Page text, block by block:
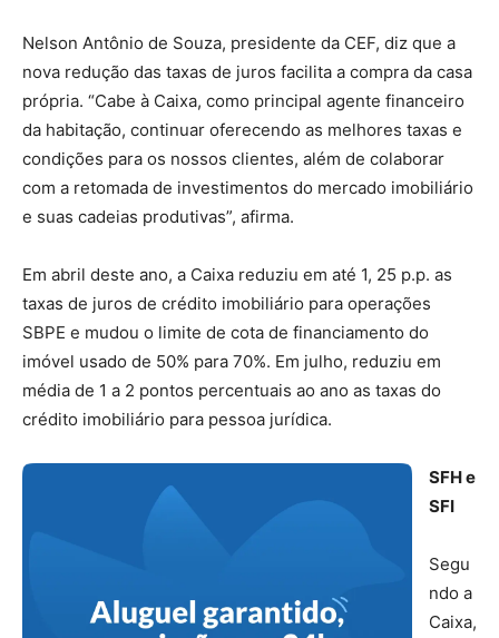
Nelson Antônio de Souza, presidente da CEF, diz que a
nova redução das taxas de juros facilita a compra da casa
própria. “Cabe à Caixa, como principal agente financeiro
da habitação, continuar oferecendo as melhores taxas e
condições para os nossos clientes, além de colaborar
com a retomada de investimentos do mercado imobiliário
e suas cadeias produtivas”, afirma.
Em abril deste ano, a Caixa reduziu em até 1, 25 p.p. as
taxas de juros de crédito imobiliário para operações
SBPE e mudou o limite de cota de financiamento do
imóvel usado de 50% para 70%. Em julho, reduziu em
média de 1 a 2 pontos percentuais ao ano as taxas do
crédito imobiliário para pessoa jurídica.
SFH e
SFI
Segu
ndo a
Caixa,